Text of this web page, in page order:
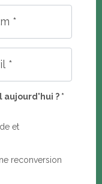
? *
et
reconversion